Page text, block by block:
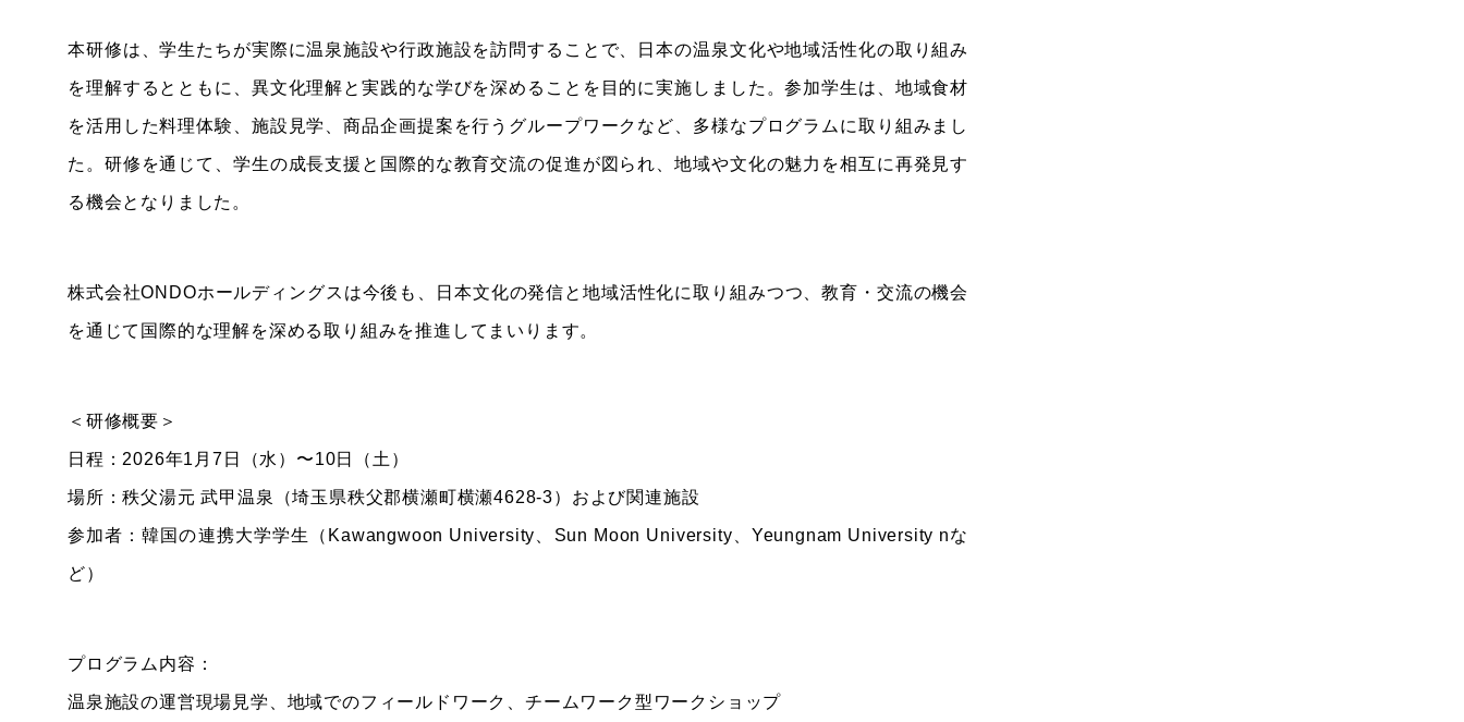
本研修は、学生たちが実際に温泉施設や行政施設を訪問することで、日本の温泉文化や地域活性化の取り組み
を理解するとともに、異文化理解と実践的な学びを深めることを目的に実施しました。参加学生は、地域食材
を活用した料理体験、施設見学、商品企画提案を行うグループワークなど、多様なプログラムに取り組みまし
た。研修を通じて、学生の成長支援と国際的な教育交流の促進が図られ、地域や文化の魅力を相互に再発見す
る機会となりました。
株式会社ONDOホールディングスは今後も、日本文化の発信と地域活性化に取り組みつつ、教育・交流の機会
を通じて国際的な理解を深める取り組みを推進してまいります。
＜研修概要＞
日程：2026年1月7日（水）〜10日（土）
場所：秩父湯元 武甲温泉（埼玉県秩父郡横瀬町横瀬4628-3）および関連施設
参加者：韓国の連携大学学生（Kawangwoon University、Sun Moon University、Yeungnam University nな
ど）
プログラム内容：
温泉施設の運営現場見学、地域でのフィールドワーク、チームワーク型ワークショップ